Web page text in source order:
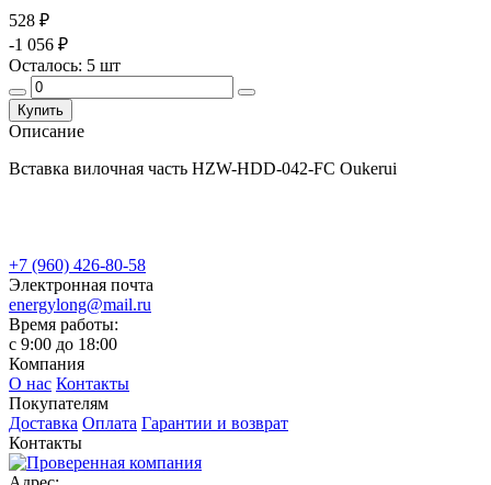
528 ₽
-1 056 ₽
Осталось: 5 шт
Купить
Описание
Вставка вилочная часть HZW-HDD-042-FC Oukerui
+7 (960) 426-80-58
Электронная почта
energylong@mail.ru
Время работы:
c 9:00 до 18:00
Компания
О нас Контакты
Покупателям
Доставка Оплата Гарантии и возврат
Контакты